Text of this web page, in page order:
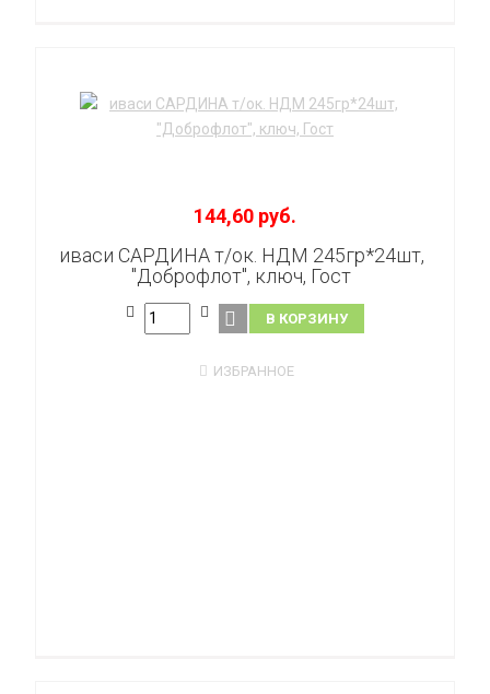
144,60 руб.
иваси САРДИНА т/ок. НДМ 245гр*24шт,
"Доброфлот", ключ, Гост
В КОРЗИНУ
ИЗБРАННОЕ